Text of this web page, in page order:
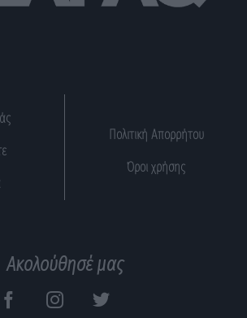
Πολιτική Απορρήτου
Όροι χρήσης
Ακολούθησέ μας